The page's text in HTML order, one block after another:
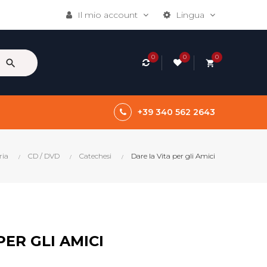
Lingua
Il mio account
search
0 0
shopping_cart
0
+39 340 562 2643
CD / DVD Catechesi Dare la Vita per gli Amici
GLI AMICI